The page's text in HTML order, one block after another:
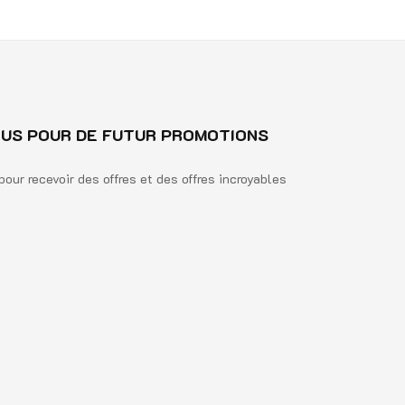
POUR DE FUTUR PROMOTIONS
recevoir des offres et des offres incroyables